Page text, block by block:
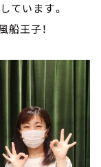
ています。
船王子！